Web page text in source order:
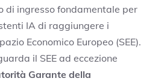
di ingresso fondamentale per
IA di raggiungere i
Economico Europeo (SEE).
il SEE ad eccezione
Garante della